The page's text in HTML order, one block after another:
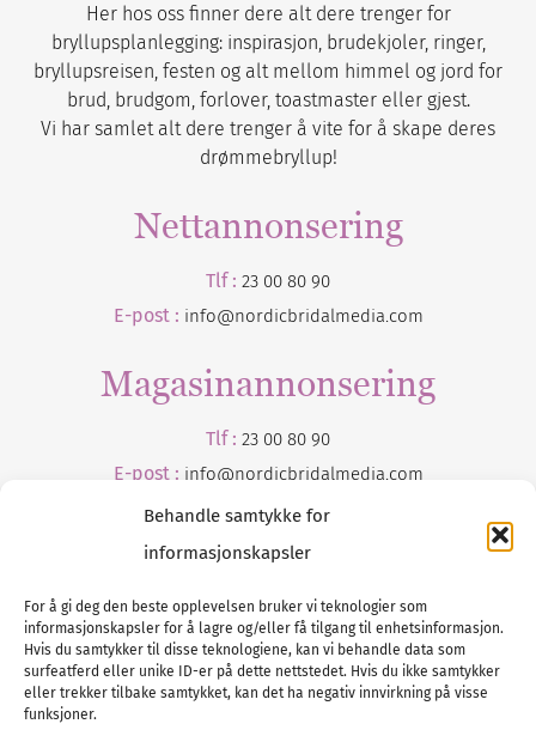
Behandle samtykke for
informasjonskapsler
For å gi deg den beste opplevelsen bruker vi teknologier som
informasjonskapsler for å lagre og/eller få tilgang til enhetsinformasjon.
Hvis du samtykker til disse teknologiene, kan vi behandle data som
surfeatferd eller unike ID-er på dette nettstedet. Hvis du ikke samtykker
eller trekker tilbake samtykket, kan det ha negativ innvirkning på visse
funksjoner.
Her hos oss finner dere alt dere trenger for
bryllupsplanlegging: inspirasjon, brudekjoler, ringer,
bryllupsreisen, festen og alt mellom himmel og jord for
brud, brudgom, forlover, toastmaster eller gjest.
Vi har samlet alt dere trenger å vite for å skape deres
drømmebryllup!
Nettannonsering
Tlf : 23 00 80 90
E-post : info@nordicbridalmedia.com
Magasinannonsering
Tlf : 23 00 80 90
E-post : info@nordicbridalmedia.com
Tlf :23 00 80 90